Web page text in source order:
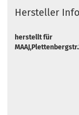
Hersteller
herstellt für